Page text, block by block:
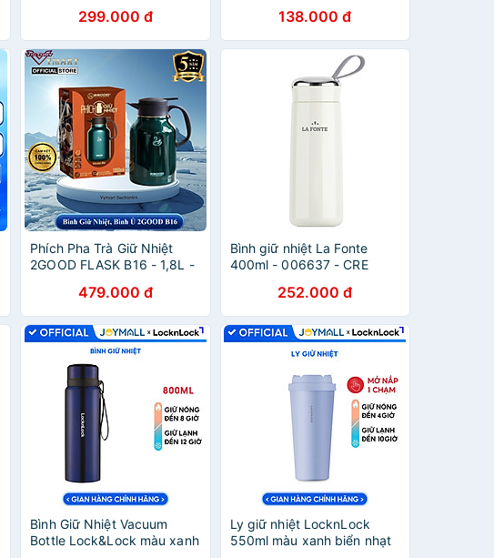
Không Gỉ299.000 đ 138.000 đ
Phích Pha Trà Giữ Nhiệt
2GOOD FLASK B16 - 1,8L -
479.000 đ
Bình giữ nhiệt La Fonte
400ml - 006637 - CRE
252.000 đ
Bình Giữ Nhiệt Vacuum
Bottle Lock&Lock màu xanh
Ly giữ nhiệt LocknLock
550ml màu xanh biển nhạt